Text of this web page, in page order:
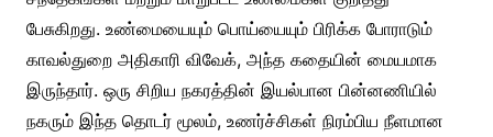
பேசுகிறது. உண்மையையும் பொய்யையும் பிரிக்க போராடும்
காவல்துறை அதிகாரி விவேக், அந்த கதையின் மையமாக
இருந்தார். ஒரு சிறிய நகரத்தின் இயல்பான பின்னணியில்
நகரும் இந்த தொடர் மூலம், உணர்ச்சிகள் நிரம்பிய நீளமான